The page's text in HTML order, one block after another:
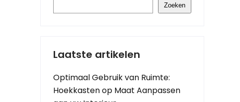
Zoeken
Laatste artikelen
Optimaal Gebruik van Ruimte:
Hoekkasten op Maat Aanpassen